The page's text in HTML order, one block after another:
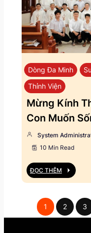
Dòng Đa Minh
Thỉnh Viện
Mừng Kính
Con Muốn
System
10 Min Read
ĐỌC THÊM
1 2 3